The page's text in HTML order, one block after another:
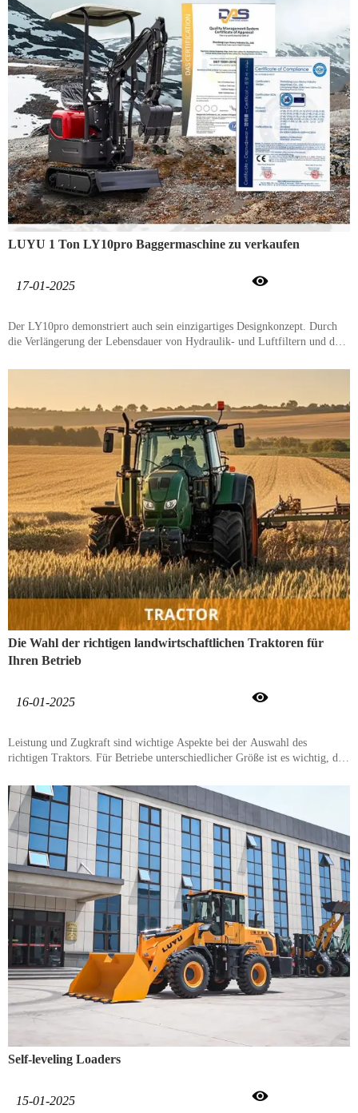
LUYU 1 Ton LY10pro Baggermaschine zu verkaufen
17-01-2025 
Der LY10pro demonstriert auch sein einzigartiges Designkonzept. Durch
die Verlängerung der Lebensdauer von Hydraulik- und Luftfiltern und den
% gesenkt werden. Gleichzeitig können die meisten Routinewartungen vor
Die Wahl der richtigen landwirtschaftlichen Traktoren für
Ihren Betrieb
16-01-2025 
Leistung und Zugkraft sind wichtige Aspekte bei der Auswahl des
richtigen Traktors. Für Betriebe unterschiedlicher Größe ist es wichtig, den
groß ist.
Self-leveling Loaders
15-01-2025 